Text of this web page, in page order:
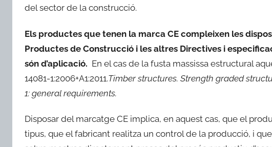
del sector de la construcció.
Els productes que tenen la marca CE compleixen les
Productes de Construcció i les altres Directives i
són d’aplicació. En el cas de la fusta massissa estructural
14081-1:2006+A1:2011.Timber structures. Strength graded
1: general requirements.
Disposar del marcatge CE implica, en aquest cas, que el
tipus, que el fabricant realitza un control de la producció, i